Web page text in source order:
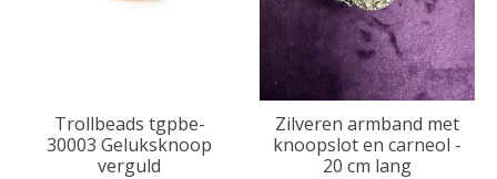
Trollbeads tgpbe-
30003 Geluksknoop
verguld
Zilveren armband met
knoopslot en carneol -
20 cm lang